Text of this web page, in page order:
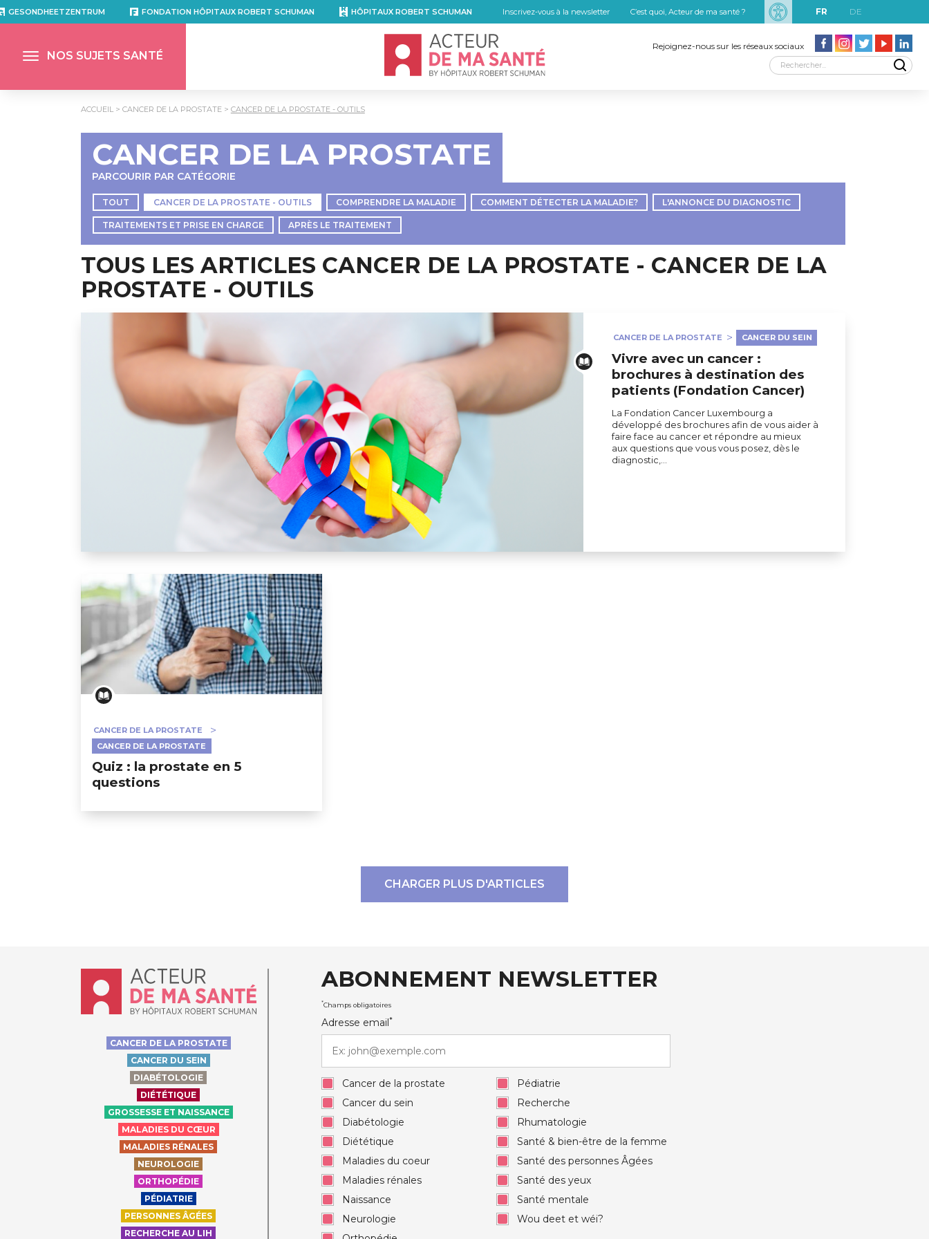
GESONDHEETZENTRUM FONDATION HÔPITAUX ROBERT SCHUMAN HÔPITAUX ROBERT SCHUMAN Inscrivez-vous à la newsletter C’est quoi, Acteur de ma santé ? FR DE
NOS SUJETS SANTÉ
Accueil - Acteur de ma santé, by HôpitauxRobert SchumanRejoignez-nous sur les réseaux sociaux
ACCUEIL CANCER DE LA PROSTATE CANCER DE LA PROSTATE - OUTILS
CANCER DE LA PROSTATE
PARCOURIR PAR CATÉGORIE
TOUT CANCER DE LA PROSTATE - OUTILS COMPRENDRE LA MALADIE COMMENT DÉTECTER LA MALADIE? L'ANNONCE DU DIAGNOSTIC
TRAITEMENTS ET PRISE EN CHARGE APRÈS LE TRAITEMENT
TOUS LES ARTICLES CANCER DE LA PROSTATE - CANCER DE LA
PROSTATE - OUTILS
CANCER DE LA PROSTATE CANCER DU SEIN
Vivre avec un cancer :
brochures à destination des
patients (Fondation Cancer)
La Fondation Cancer Luxembourg a
développé des brochures afin de vous aider à
faire face au cancer et répondre au mieux
aux questions que vous vous posez, dès le
diagnostic,…
CANCER DE LA PROSTATE
CANCER DE LA PROSTATE
Quiz : la prostate en 5
questions
CHARGER PLUS D'ARTICLES
Accueil - Acteur de ma santé, by HôpitauxRobert Schuman
CANCER DE LA PROSTATE
CANCER DU SEIN
DIABÉTOLOGIE
DIÉTÉTIQUE
GROSSESSE ET NAISSANCE
MALADIES DU CŒUR
MALADIES RÉNALES
NEUROLOGIE
ORTHOPÉDIE
PÉDIATRIE
PERSONNES ÂGÉES
RECHERCHE AU LIH
ABONNEMENT NEWSLETTER
*Champs obligatoires
Adresse email*
Cancer de la prostate
Cancer du sein
Diabétologie
Diététique
Maladies du coeur
Maladies rénales
Naissance
Neurologie
Pédiatrie
Recherche
Rhumatologie
Santé & bien-être de la femme
Santé des personnes Âgées
Santé des yeux
Santé mentale
Wou deet et wéi?